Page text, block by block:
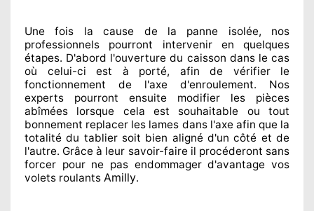
Une fois la cause de la panne isolée, nos
professionnels pourront intervenir en quelques
étapes. D'abord l'ouverture du caisson dans le cas
où celui-ci est à porté, afin de vérifier le
fonctionnement de l'axe d'enroulement. Nos
experts pourront ensuite modifier les pièces
abîmées lorsque cela est souhaitable ou tout
bonnement replacer les lames dans l'axe afin que la
totalité du tablier soit bien aligné d'un côté et de
l'autre. Grâce à leur savoir-faireil procéderont sans
forcer pourne pas endommagerd'avantage vos
volets roulants Amilly.